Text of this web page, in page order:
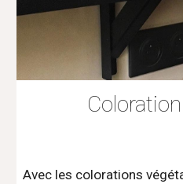
Avec les colorations